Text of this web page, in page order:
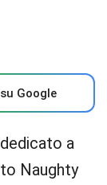
Google
a
Naughty